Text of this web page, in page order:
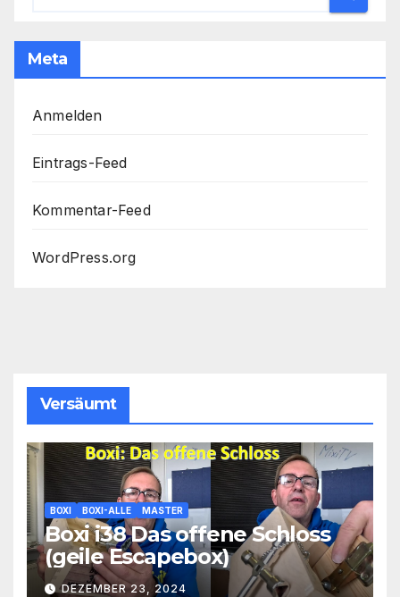
Meta
Anmelden
Eintrags-Feed
Kommentar-Feed
WordPress.org
Versäumt
BOXI BOXI-ALLE MASTER
Boxi i38 Das offene Schloss
(geile Escapebox)
DEZEMBER 23, 2024